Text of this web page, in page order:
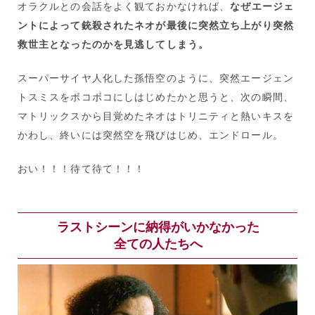
オラクルとの会話をよく観ておかなければ、なぜエージェ
ントによって銃殺されたネオが最後に突然立ち上がり突然
救世主となったのかを見逃してしまう。
スーパーサイヤ人化した孫悟空のように、突然エージェン
トスミスをボコボコにしはじめたかと思うと、次の瞬間、
マトリックスから目覚めたネオはトリニティと熱いキスを
かわし、終いには突然空を飛びはじめ、エンドロール。
おい！！！待て待て！！！
ラストシーンに納得がいかなかった
全ての人たちへ